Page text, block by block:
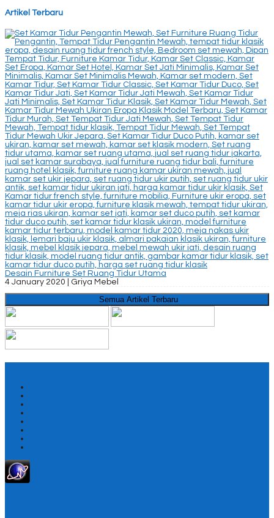
Artikel Terbaru
Desain Furniture Set Ruang Tidur Utama
4 January 2020 | Griya Mebel
Semua Artikel Terbaru